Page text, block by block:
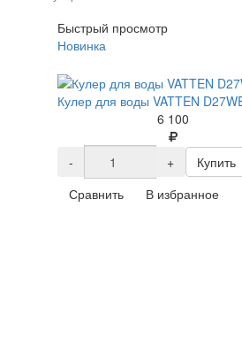
Быстрый просмотр
Новинка
Кулер для воды VATTEN
6 100
- +
Купить
Сравнить
В избранное